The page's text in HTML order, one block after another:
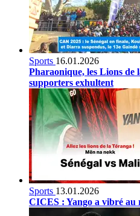
Sports 16.01.2026
Pharaonique, les Lions de
supporters exhultent
Sports 13.01.2026
CICES : Yango a vibré au